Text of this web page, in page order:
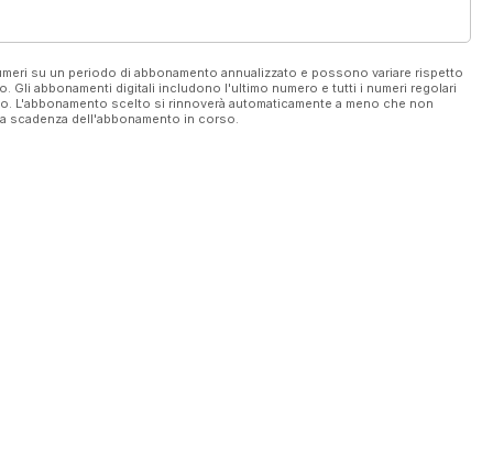
su un periodo di abbonamento annualizzato e possono variare rispetto
abbonamenti digitali includono l'ultimo numero e tutti i numeri regolari
L'abbonamento scelto si rinnoverà automaticamente a meno che non
scadenza dell'abbonamento in corso.